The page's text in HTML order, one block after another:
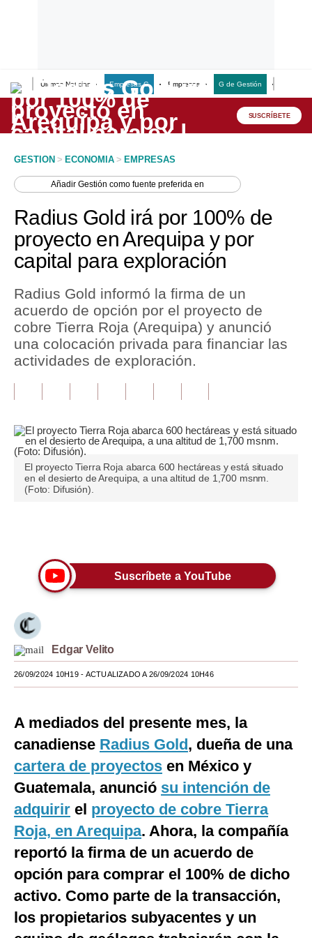
Últimas Noticias Empresas G Empresas G de Gestión
Lo último
Peru Quiosco
Economía
Mercados
Política
Finanzas Personales
Opinión
Editorial
Tendencias
Lujo
Viajes
Moda
Estilos
EEUU
España
Internacional
Tecnología
Club del Suscriptor
Mix
G de Gestión
SUSCRÍBETE
GESTION > ECONOMIA > EMPRESAS
AñadirGestión como fuente preferida en
Radius Gold irá por 100% de
proyecto en Arequipa y por
capital para exploración
Radius Gold informó la firma de un
acuerdo de opción por el proyecto de
cobre Tierra Roja (Arequipa) y anunció
una colocación privada para financiar las
actividades de exploración.
El proyecto Tierra Roja abarca 600 hectáreas y está situado
en el desierto de Arequipa, a una altitud de 1,700 msnm.
(Foto: Difusión).
Suscríbete a YouTube
Edgar Velito
26/09/2024 10H19- ACTUALIZADO A 26/09/2024 10H46
A mediados del presente mes, la
canadiense Radius Gold, dueña de una
cartera de proyectos en México y
Guatemala, anunció su intención de
adquirir el proyecto de cobre Tierra
Roja, en Arequipa. Ahora, la compañía
reportó la firma de un acuerdo de
opción para comprar el 100% de dicho
activo. Como parte de la transacción,
los propietarios subyacentes y un